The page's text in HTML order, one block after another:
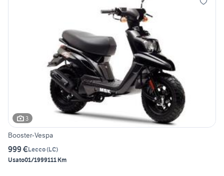
3
Booster-Vespa
999 €Lecco(LC)
Usato01/1999111 Km